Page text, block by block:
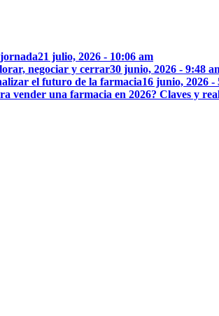
21 julio, 2026 - 10:06 am
negociar y cerrar30 junio, 2026 - 9:48
el futuro de la farmacia16 junio, 2026 -
vender una farmacia en 2026? Claves y